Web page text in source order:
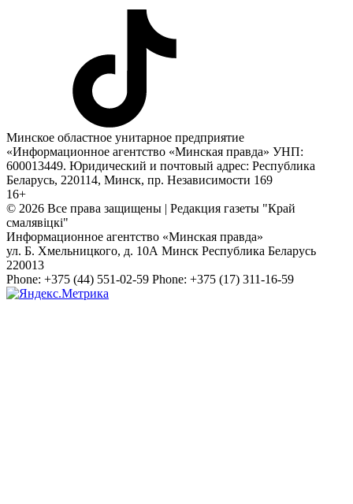
Минское областное унитарное предприятие
«Информационное агентство «Минская правда» УНП:
600013449. Юридический и почтовый адрес: Республика
Беларусь, 220114, Минск, пр. Независимости 169
16+
© 2026 Все права защищены | Редакция газеты "Край
смалявiцкi"
Информационное агентство «Минская правда»
ул. Б. Хмельницкого, д. 10А Минск Республика Беларусь
220013
Phone: +375 (44) 551-02-59 Phone: +375 (17) 311-16-59